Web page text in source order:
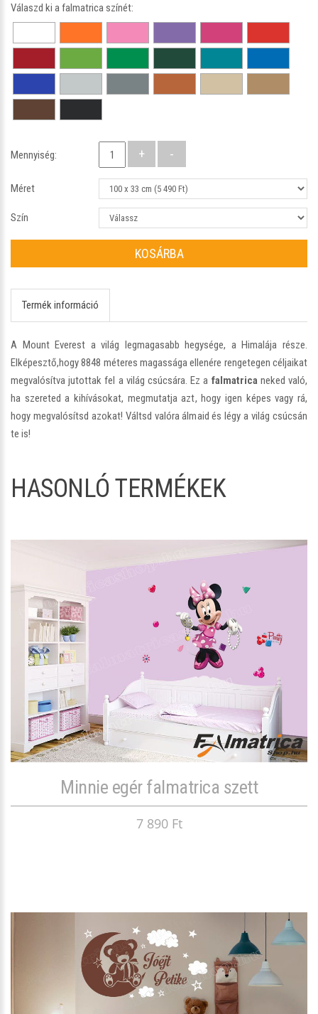
Válaszd ki a falmatrica színét:
Mennyiség:
Méret
Szín
KOSÁRBA
Termék információ
A Mount Everest a világ legmagasabb hegysége, a Himalája része.
Elképesztő,hogy 8848 méteres magassága ellenére rengetegen céljaikat
megvalósítva jutottak fel a világ csúcsára. Ez a falmatrica neked való,
ha szereted a kihívásokat, megmutatja azt, hogy igen képes vagy rá,
hogy megvalósítsd azokat! Váltsd valóra álmaid és légy a világ csúcsán
te is!
HASONLÓ TERMÉKEK
Minnie egér falmatrica szett
7 890 Ft